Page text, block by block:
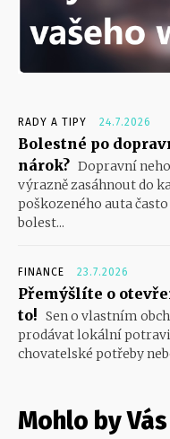
RADY A TIPY 24.7.2026
Bolestné po
nárok? Dopravní
výrazně zasáhnout do
poškozeného auta
bolest...
FINANCE 23.7.2026
Přemýšlíte o
to! Sen o vlastním
prodávat lokální
chovatelské potřeby
Mohlo by